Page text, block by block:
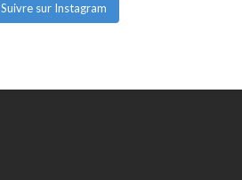
Suivre sur Instagram